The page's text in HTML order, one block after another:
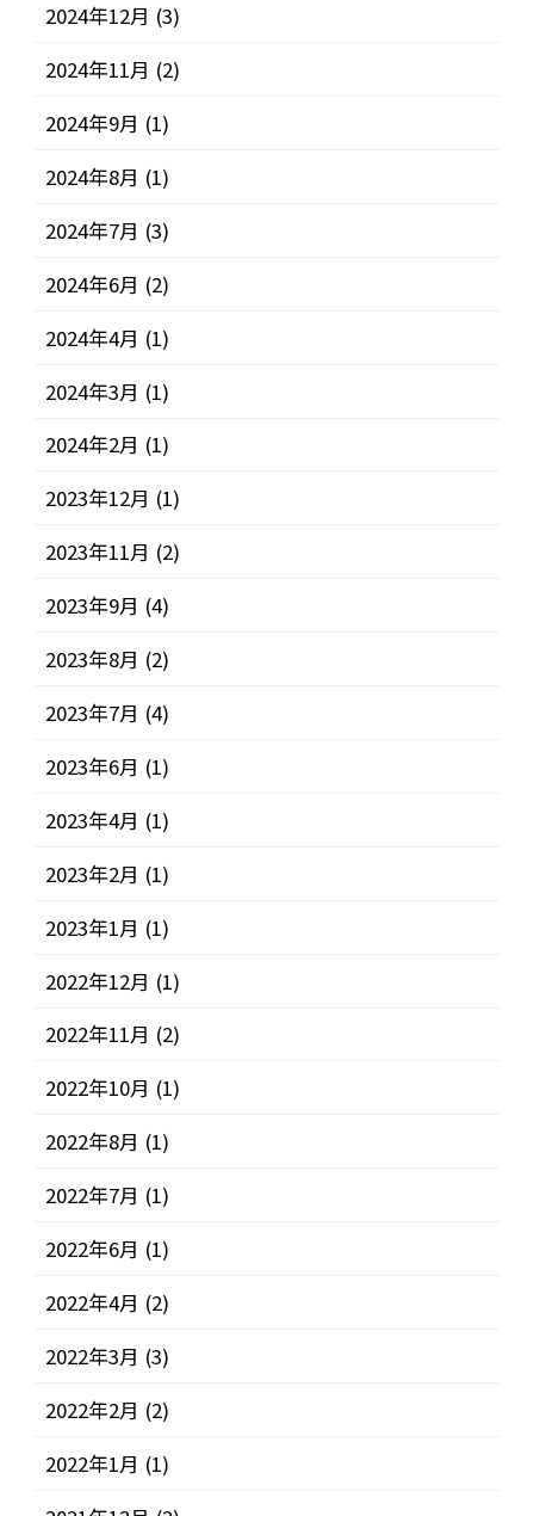
2024年12月 (3)
2024年11月 (2)
2024年9月 (1)
2024年8月 (1)
2024年7月 (3)
2024年6月 (2)
2024年4月 (1)
2024年3月 (1)
2024年2月 (1)
2023年12月 (1)
2023年11月 (2)
2023年9月 (4)
2023年8月 (2)
2023年7月 (4)
2023年6月 (1)
2023年4月 (1)
2023年2月 (1)
2023年1月 (1)
2022年12月 (1)
2022年11月 (2)
2022年10月 (1)
2022年8月 (1)
2022年7月 (1)
2022年6月 (1)
2022年4月 (2)
2022年3月 (3)
2022年2月 (2)
2022年1月 (1)